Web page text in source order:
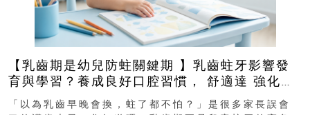
【乳齒期是幼兒防蛀關鍵期 】乳齒蛀牙影響發
育與學習？養成良好口腔習慣， 舒適達 強化琺
瑯質 兒童牙膏防護指南
「以為乳齒早晚會換，蛀了都不怕？」是很多家長誤會